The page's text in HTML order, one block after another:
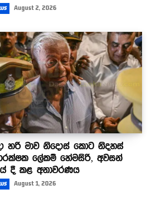
August 2, 2026
හරි මාව නිදොස් කොට නිදහස්
ලේකම් හේමසිරි, අවසන්
දී කළ අනාවරණය
August 1, 2026